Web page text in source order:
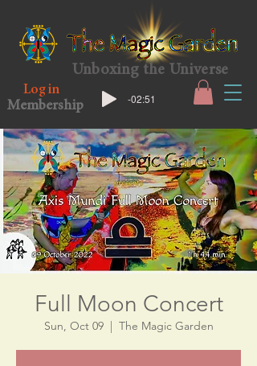
Unboxing the Universe
Log in
Membership
-02:51
Full Moon Concert
Sun, Oct 09
  |
The Magic Garden